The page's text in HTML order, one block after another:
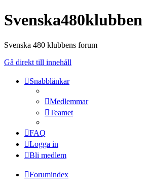
Svenska480klubben
Svenska 480 klubbens forum
Gå direkt till innehåll
Snabblänkar
Medlemmar
Teamet
FAQ
Logga in
Bli medlem
Forumindex